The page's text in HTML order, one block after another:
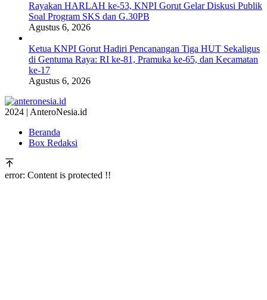
Rayakan HARLAH ke-53, KNPI Gorut Gelar Diskusi Publik
Soal Program SKS dan G.30PB
Agustus 6, 2026
Ketua KNPI Gorut Hadiri Pencanangan Tiga HUT Sekaligus
di Gentuma Raya: RI ke-81, Pramuka ke-65, dan Kecamatan
ke-17
Agustus 6, 2026
2024 | AnteroNesia.id
Beranda
Box Redaksi
error: Content is protected !!